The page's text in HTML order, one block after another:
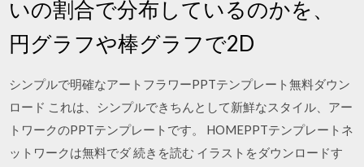
いの割合で分布しているのかを、
円グラフや棒グラフで2D
シンプルで明確なアートフラワーPPTテンプレート無料ダウン
ロード これは、シンプルできちんとして新鮮なスタイル、アー
トワークのPPTテンプレートです。 HOMEPPTテンプレートネ
ットワークは無料でダ 続きを読む イラストをダウンロードす